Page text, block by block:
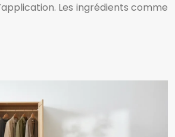
Les ingrédients comme